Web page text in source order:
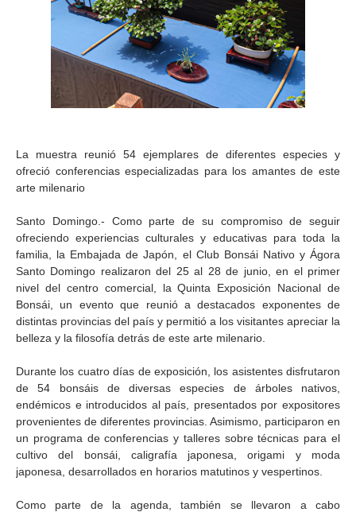
La muestra reunió 54 ejemplares de diferentes especies y
ofreció conferencias especializadas para los amantes de este
arte milenario
Santo Domingo.- Como parte de su compromiso de seguir
ofreciendo experiencias culturales y educativas para toda la
familia, la Embajada de Japón, el Club Bonsái Nativo y Ágora
Santo Domingo realizaron del 25 al 28 de junio, en el primer
nivel del centro comercial, la Quinta Exposición Nacional de
Bonsái, un evento que reunió a destacados exponentes de
distintas provincias del país y permitió a los visitantes apreciar la
belleza y la filosofía detrás de este arte milenario.
Durante los cuatro días de exposición, los asistentes disfrutaron
de 54 bonsáis de diversas especies de árboles nativos,
endémicos e introducidos al país, presentados por expositores
provenientes de diferentes provincias. Asimismo, participaron en
un programa de conferencias y talleres sobre técnicas para el
cultivo del bonsái, caligrafía japonesa, origami y moda
japonesa, desarrollados en horarios matutinos y vespertinos.
Como parte de la agenda, también se llevaron a cabo